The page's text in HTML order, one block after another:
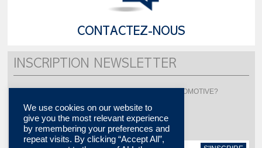
CONTACTEZ-NOUS
INSCRIPTION NEWSLETTER
Vous souhaitez être informé de l'actualité de LISI AUTOMOTIVE?
Inscrivez-vous pour recevoir notre newsletter
We use cookies on our website to
give you the most relevant experience
by remembering your preferences and
repeat visits. By clicking “Accept All”,